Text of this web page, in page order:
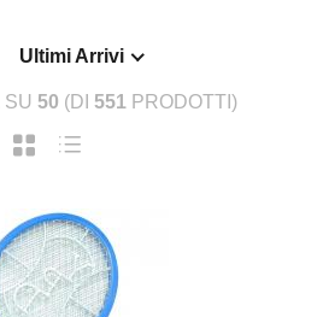
Ultimi Arrivi
SU 50 (DI 551 PRODOTTI)